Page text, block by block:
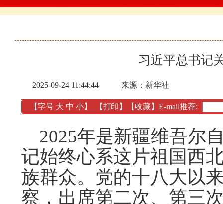
习近平总书记
2025-09-24 11:44:44 来源：新华社
【字号 大 中 小】 【打印 】 【收藏】 E-mail推荐:
2025年是新疆维吾尔
记始终心系这片祖国西
族群众。党的十八大以
察，出席第二次、第三